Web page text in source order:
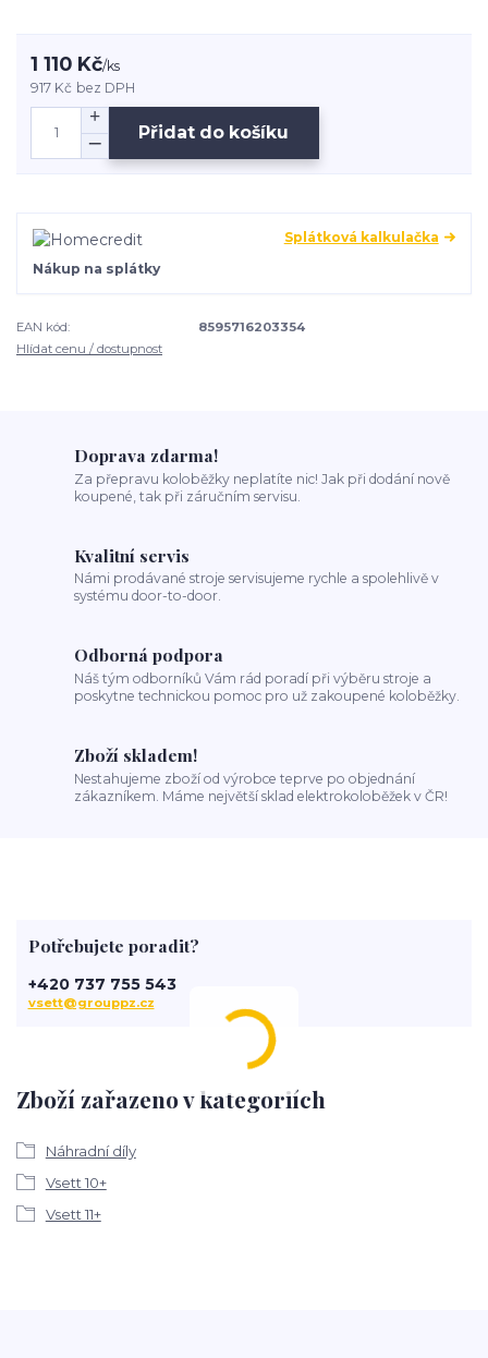
1 110 Kč/ks
917 Kč bez DPH
Přidat do košíku
Splátková kalkulačka
Nákup na splátky
EAN kód:
8595716203354
Hlídat cenu / dostupnost
Doprava zdarma!
Za přepravu koloběžky neplatíte nic! Jak při dodání nově
koupené, tak při záručním servisu.
Kvalitní servis
Námi prodávané stroje servisujeme rychle a spolehlivě v
systému door-to-door.
Odborná podpora
Náš tým odborníků Vám rád poradí při výběru stroje a
poskytne technickou pomoc pro už zakoupené koloběžky.
Zboží skladem!
Nestahujeme zboží od výrobce teprve po objednání
zákazníkem. Máme největší sklad elektrokoloběžek v ČR!
Zboží zařazeno v kategoriích
Náhradní díly
Vsett 10+
Vsett 11+
Potřebujete poradit?
+420 737 755 543
vsett@grouppz.cz